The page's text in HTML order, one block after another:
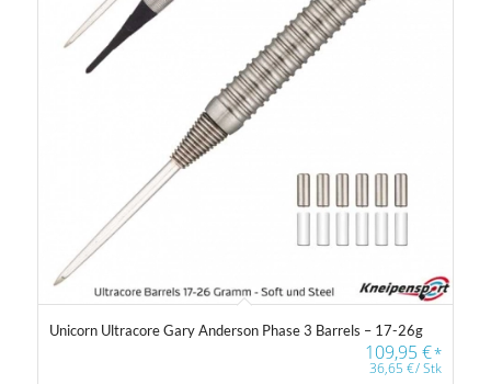
Unicorn Ultracore Gary Anderson Phase 3 Barrels – 17-26g
109,95€*
36,65€/Stk